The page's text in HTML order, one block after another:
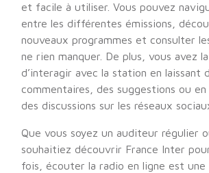
et facile à utiliser. Vous pouvez
entre les différentes émissions,
nouveaux programmes et consulter
ne rien manquer. De plus, vous avez
d’interagir avec la station en laissant
commentaires, des suggestions ou
des discussions sur les réseaux
Que vous soyez un auditeur régulier
souhaitiez découvrir France Inter
fois, écouter la radio en ligne est une